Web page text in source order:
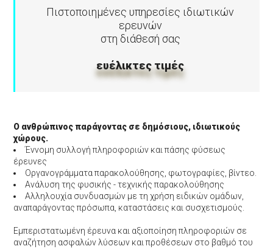
Πιστοποιημένες υπηρεσίες ιδιωτικών
ερευνών
στη διάθεσή σας
ευέλικτες τιμές
O ανθρώπινος παράγοντας σε δημόσιους, ιδιωτικούς
χώρους.
Έννομη συλλογή πληροφοριών και πάσης φύσεως
έρευνες
Οργανογράμματα παρακολούθησης, φωτογραφίες, βίντεο.
Ανάλυση της φυσικής - τεχνικής παρακολούθησης
Αλληλουχία συνδυασμών με τη χρήση ειδικών ομάδων,
αναπαράγοντας πρόσωπα, καταστάσεις και συσχετισμούς.
Εμπεριστατωμένη έρευνα και αξιοποίηση πληροφοριών σε
αναζήτηση ασφαλών λύσεων και προθέσεων στο βαθμό του